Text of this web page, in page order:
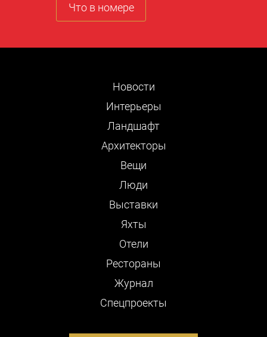
Что в номере
Новости
Интерьеры
Ландшафт
Архитекторы
Вещи
Люди
Выставки
Яхты
Отели
Рестораны
Журнал
Cпецпроекты